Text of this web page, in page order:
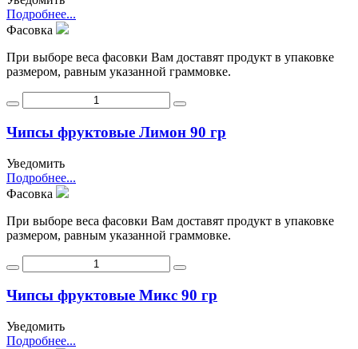
Подробнее...
Фасовка
При выборе веса фасовки Вам доставят продукт в упаковке
размером, равным указанной граммовке.
Чипсы фруктовые Лимон 90 гр
Уведомить
Подробнее...
Фасовка
При выборе веса фасовки Вам доставят продукт в упаковке
размером, равным указанной граммовке.
Чипсы фруктовые Микс 90 гр
Уведомить
Подробнее...